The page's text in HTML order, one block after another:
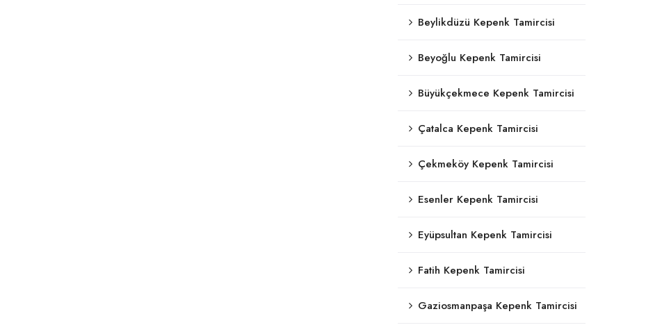
Beylikdüzü Kepenk Tamircisi
Beyoğlu Kepenk Tamircisi
Büyükçekmece Kepenk Tamircisi
Çatalca Kepenk Tamircisi
Çekmeköy Kepenk Tamircisi
Esenler Kepenk Tamircisi
Eyüpsultan Kepenk Tamircisi
Fatih Kepenk Tamircisi
Gaziosmanpaşa Kepenk Tamircisi